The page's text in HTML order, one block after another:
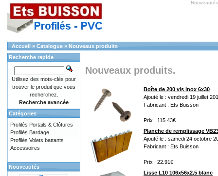
Accueil » Catalogue » Nouveaux produits
Nouveaux produits.
Boîte de 200 vis inox 6x30
Ajouté le : vendredi 19 juillet
Fabricant : Ets Buisson
Prix : 115.43€
Planche de remplissage
Ajouté le : samedi 24 octobre
Fabricant : Ets Buisson
Prix : 22.91€
Lisse L10 106x56x2,5 blanc
Recherche rapide
Utilisez des mots-clés pour
trouver le produit que vous
recherchez.
Recherche avancée
Catégories
Profilés Portails & Clôtures
Profilés Bardage
Profilés Volets battants
Accessoires
Nouveautés